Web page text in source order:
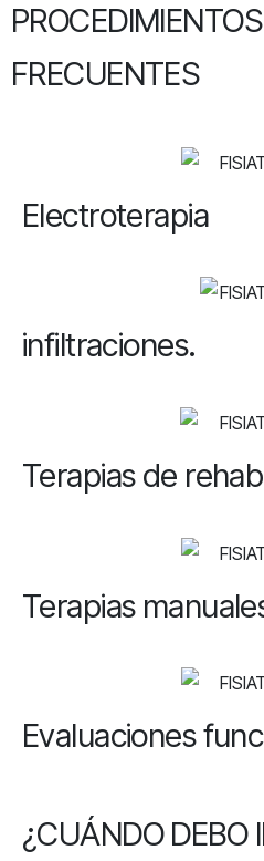
PROCEDIMIENTOS
FRECUENTES
Electroterapia
infiltraciones.
Terapias de
Terapias
Evaluaciones
¿CUÁNDO DEBO